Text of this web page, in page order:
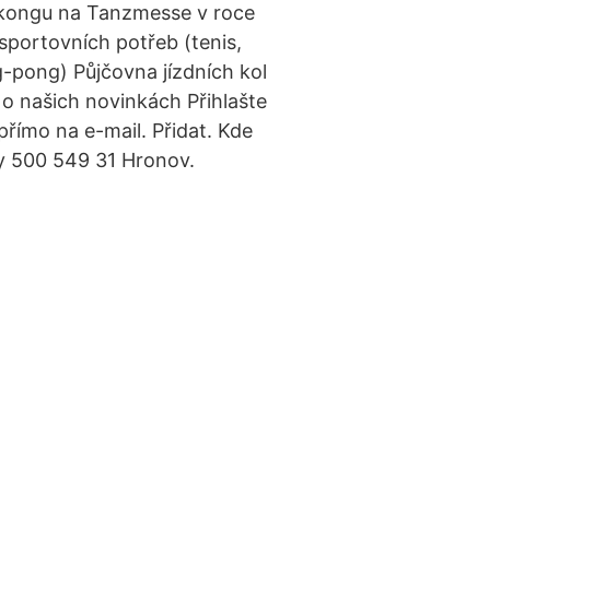
na Tanzmesse v roce
potřeb (tenis,
pong) Půjčovna jízdních kol
našich novinkách Přihlašte
na e-mail. Přidat. Kde
500 549 31 Hronov.